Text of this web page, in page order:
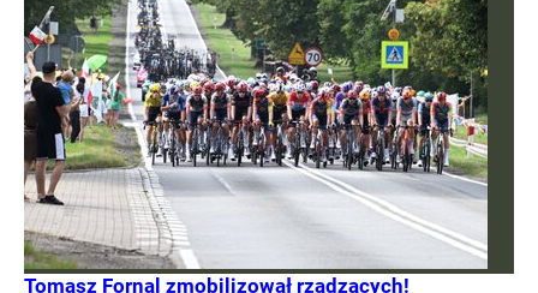
Tomasz Fornal zmobilizował rządzących!